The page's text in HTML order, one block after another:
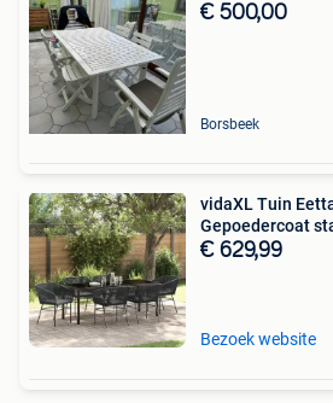
€ 500,00
Borsbeek
vidaXL Tuin
Gepoedercoat
€ 629,99
Bezoek website